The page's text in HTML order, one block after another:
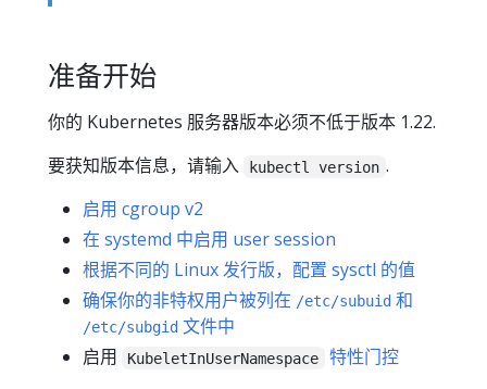
准备开始
你的 Kubernetes 服务器版本必须不低于版本 1.22.
要获知版本信息，请输入
kubectl version .
启用 cgroup v2
在 systemd 中启用 user session
根据不同的 Linux 发行版，配置 sysctl 的值
确保你的非特权用户被列在 /etc/subuid 和
/etc/subgid 文件中
启用
KubeletInUserNamespace 特性门控